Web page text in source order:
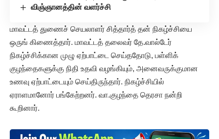
விஞ்ஞானத்தின் வளர்ச்சி
மாவட்டத் துணைச் செயலாளர் சித்தார்த் தன் நிகழ்ச்சியை
ஒருங் கிணைத்தார். மாவட்டத் தலைவர் தே.வால்டேர்
நிகழ்ச்சிக்கான முழு ஏற்பாட்டை செய்ததோடு, பள்ளிக்
குழந்தைகளுக்கு நிதி உதவி வழங்கியும், அனைவருக்குமான
உணவு ஏற்பாட்டையும் செய்திருந்தார். நிகழ்ச்சியில்
ஏராளமானோர் பங்கேற்றனர். வா.குழந்தை தெரசா நன்றி
கூறினார்.